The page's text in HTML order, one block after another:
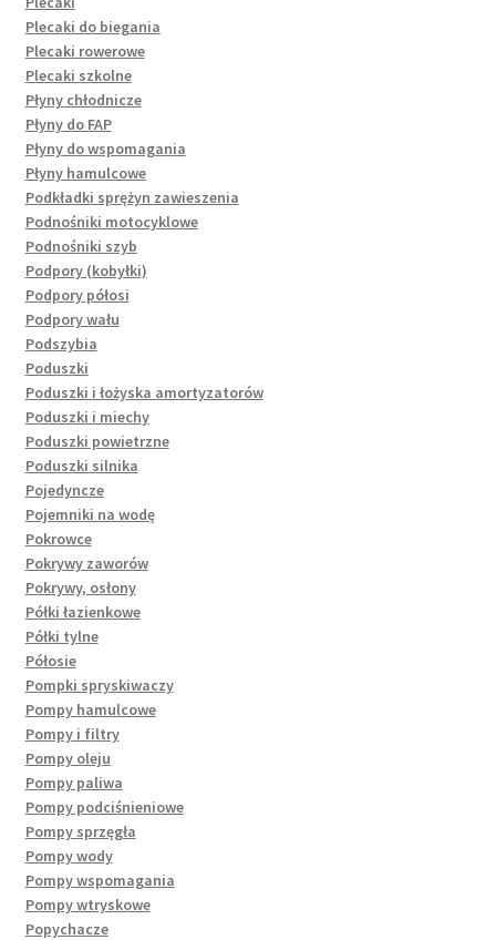
Plecaki do biegania
Plecaki rowerowe
Plecaki szkolne
Płyny chłodnicze
Płyny do FAP
Płyny do wspomagania
Płyny hamulcowe
Podkładki sprężyn zawieszenia
Podnośniki motocyklowe
Podnośniki szyb
Podpory (kobyłki)
Podpory półosi
Podpory wału
Podszybia
Poduszki
Poduszki i łożyska amortyzatorów
Poduszki i miechy
Poduszki powietrzne
Poduszki silnika
Pojedyncze
Pojemniki na wodę
Pokrowce
Pokrywy zaworów
Pokrywy, osłony
Półki łazienkowe
Półki tylne
Półosie
Pompki spryskiwaczy
Pompy hamulcowe
Pompy i filtry
Pompy oleju
Pompy paliwa
Pompy podciśnieniowe
Pompy sprzęgła
Pompy wody
Pompy wspomagania
Pompy wtryskowe
Popychacze